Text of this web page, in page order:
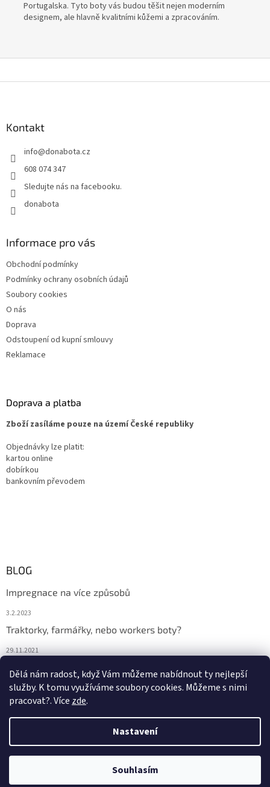
Dělá nám radost, když Vám můžeme nabídnout ty nejlepší
služby. K tomu využíváme soubory cookies. Můžeme s nimi
pracovat?. Více zde.
Nastavení
Souhlasím
Portugalska. Tyto boty vás budou těšit nejen moderním
designem, ale hlavně kvalitními kůžemi a zpracováním.
Kontakt
info@donabota.cz
608 074 347
Sledujte nás na facebooku.
donabota
Informace pro vás
Obchodní podmínky
Podmínky ochrany osobních údajů
Soubory cookies
O nás
Doprava
Odstoupení od kupní smlouvy
Reklamace
Doprava a platba
Zboží zasíláme pouze na území České republiky
Objednávky lze platit:
kartou online
dobírkou
bankovním převodem
BLOG
Impregnace na více způsobů
3.2.2023
Traktorky, farmářky, nebo workers boty?
29.11.2021
29.11.2021
Vytvořil Shoptet
DONA BOTA. Všechna práva vyhrazena.